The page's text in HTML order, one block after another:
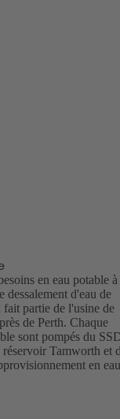
en eau potable à
dessalement d'eau de
partie de l'usine de
de Perth. Chaque
sont pompés du
réservoir Tamworth et
en eau